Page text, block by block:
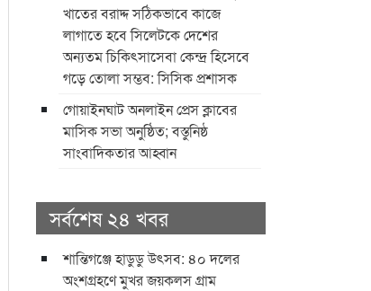
খাতের বরাদ্দ সঠিকভাবে কাজে
লাগাতে হবে সিলেটকে দেশের
অন্যতম চিকিৎসাসেবা কেন্দ্র হিসেবে
গড়ে তোলা সম্ভব: সিসিক প্রশাসক
​গোয়াইনঘাট অনলাইন প্রেস ক্লাবের
মাসিক সভা অনুষ্ঠিত; বস্তুনিষ্ঠ
সাংবাদিকতার আহ্বান
সর্বশেষ ২৪ খবর
শান্তিগঞ্জে হাডুডু উৎসব: ৪০ দলের
অংশগ্রহণে মুখর জয়কলস গ্রাম